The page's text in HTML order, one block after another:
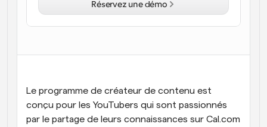
Blog
Réunions instantanées
Rencontrez des clients en quelques minutes
Le programme de créateur de contenu est
conçu pour les YouTubers qui sont passionnés
par le partage de leurs connaissances sur Cal.com
Réservez une démo